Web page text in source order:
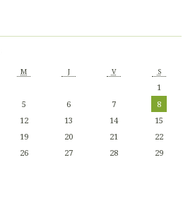
M J V S
1
5 6 7
8
12 13 14
15
19 20 21
22
26 27 28
29